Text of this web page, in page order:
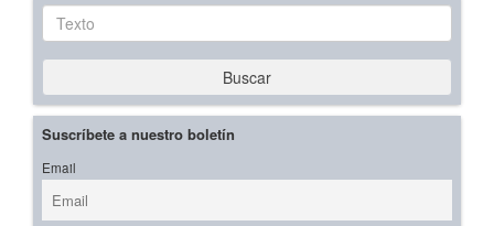
Texto
Buscar
Suscríbete a nuestro boletín
Email